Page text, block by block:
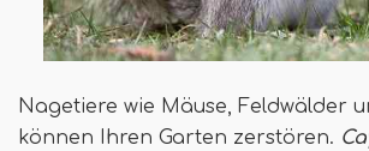
Nagetiere wie Mäuse, Feldwälder
können Ihren Garten zerstören.